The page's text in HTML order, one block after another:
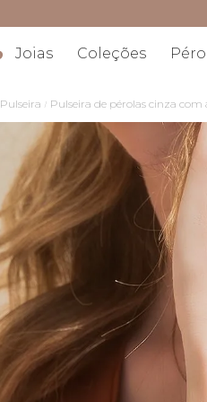
Joias Coleções
Pulseira Pulseira de pérolas cinza